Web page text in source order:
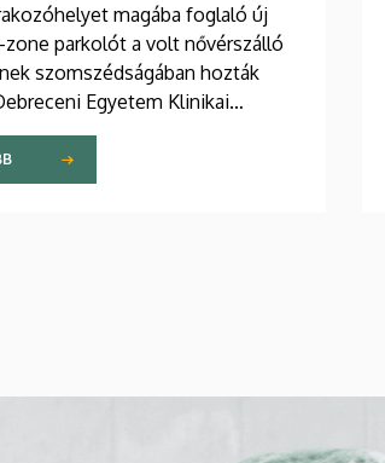
magába foglaló új
parkolót a volt nővérszálló
szomszédságában hozták
Egyetem Klinikai
Gyula Campusán. Az új
várhatóan augusztusban nyitják
előtt.